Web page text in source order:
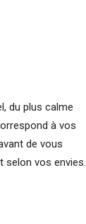
du plus calme
à vos
de vous
selon vos envies.